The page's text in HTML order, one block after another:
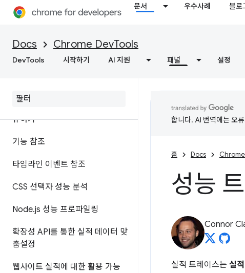
문서 우수사례 블로
Docs Chrome DevTools
DevTools 시작하기 AI 지원 패널 설정
페이지 리소스 보기
Performance
개요
유하기
기능 참조
타임라인 이벤트 참조
CSS 선택자 성능 분석
Node.js 성능 프로파일링
확장성 API를 통한 실적 데이터 맞
춤설정
웹사이트 실적에 대한 활용 가능
합니다. AI 번역에는 오
홈 Docs
성능
Connor
실적 트레이스는 실적